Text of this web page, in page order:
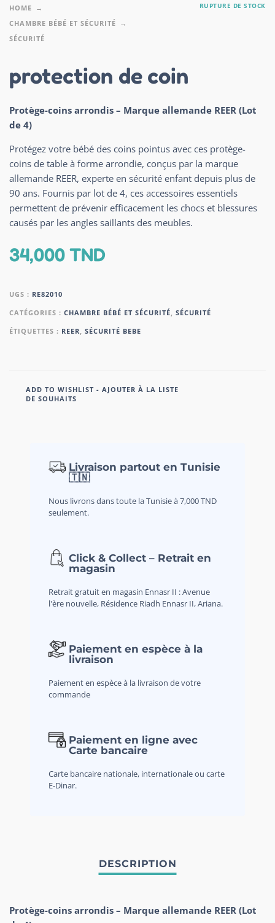
HOME
CHAMBRE BÉBÉ ET SÉCURITÉ
SÉCURITÉ
RUPTURE DE STOCK
protection de coin
Protège-coins arrondis – Marque allemande REER (Lot
de 4)
Protégez votre bébé des coins pointus avec ces protège-
coins de table à forme arrondie, conçus par la marque
allemande REER, experte en sécurité enfant depuis plus de
90 ans. Fournis par lot de 4, ces accessoires essentiels
permettent de prévenir efficacement les chocs et blessures
causés par les angles saillants des meubles.
34,000TND
UGS : RE82010
CATÉGORIES : CHAMBRE BÉBÉ ET SÉCURITÉ SÉCURITÉ
ÉTIQUETTES : REER SÉCURITÉ BEBE
ADD TO WISHLIST - AJOUTER À LA LISTE
DE SOUHAITS
Livraison partout en Tunisie
🇹🇳
Nous livrons dans toute la Tunisie à 7,000 TND
seulement.
Click & Collect – Retrait en
magasin
Retrait gratuit en magasin Ennasr II : Avenue
l'ère nouvelle, Résidence Riadh Ennasr II, Ariana.
Paiement en espèce à la
livraison
Paiement en espèce à la livraison de votre
commande
Paiement en ligne avec
Carte bancaire
Carte bancaire nationale, internationale ou carte
E-Dinar.
Protège-coins arrondis – Marque allemande REER (Lot